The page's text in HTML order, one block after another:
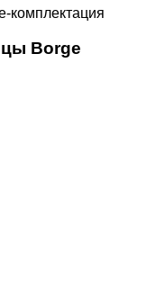
Borge